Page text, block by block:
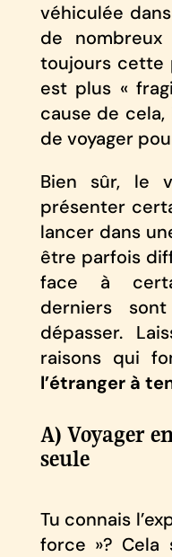
véhiculée
de
toujours cette
est plus «
cause de
de voyager
Bien sûr, le
présenter
lancer dans
être parfois
face à
derniers
dépasser.
raisons qui
l’étranger à
A) Voyager
seule
Tu connais
force »? Cela